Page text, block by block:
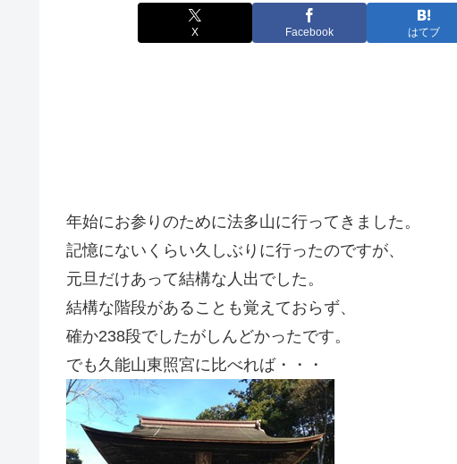
X Facebook はてブ
年始にお参りのために法多山に行ってきました。
記憶にないくらい久しぶりに行ったのですが、
元旦だけあって結構な人出でした。
結構な階段があることも覚えておらず、
確か238段でしたがしんどかったです。
でも久能山東照宮に比べれば・・・